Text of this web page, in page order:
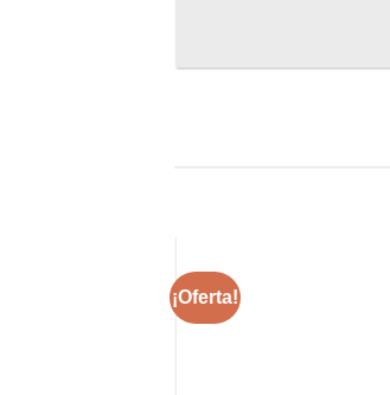
¡Oferta!